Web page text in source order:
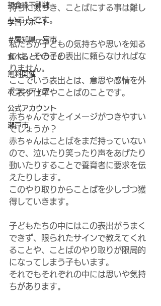
摂食嚥下訓練
学習サポート
＃愛知県一宮市
食べるということ
無料開催
ボランティア
公式アカウント
瀬戸市
持ちに気づき、ことばにする事は難し
いことです。
私たちが子どもの気持ちや思いを知る
には、その子の表出に頼らなければな
りません。
ここでいう表出とは、意思や感情を外
に表す仕草やことばのことです。
赤ちゃんですとイメージがつきやすい
でしょうか？
赤ちゃんはことばをまだ持っていない
ので、泣いたり笑ったり声をあげたり
動いたりすることで養育者に要求を伝
えたりします。
このやり取りからことばを少しづつ獲
得していきます。
子どもたちの中にはこの表出がうまく
できず、限られたサインで教えてくれ
ることや、ことばのやり取りが限局的
になってしまう子もいます。
それでもそれぞれの中には思いや気持
ちがあります。